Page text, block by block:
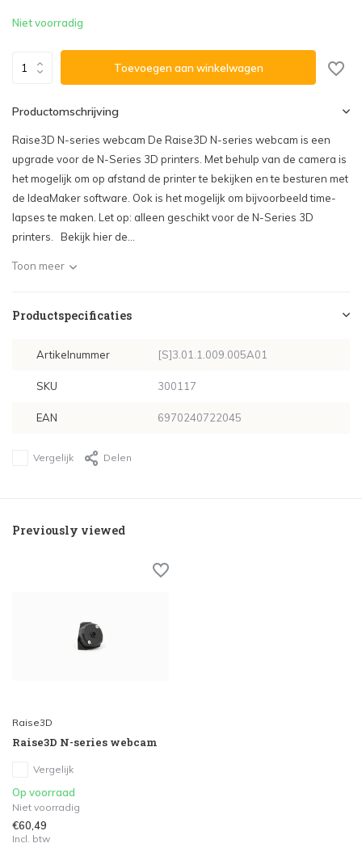
Niet voorradig
Toevoegen aan winkelwagen
Productomschrijving
Raise3D N-series webcam De Raise3D N-series webcam is een
upgrade voor de N-Series 3D printers. Met behulp van de camera is
het mogelijk om op afstand de printer te bekijken en te besturen met
de IdeaMaker software. Ook is het mogelijk om bijvoorbeeld time-
lapses te maken. Let op: alleen geschikt voor de N-Series 3D
printers. Bekijk hier de...
Toon meer
Productspecificaties
Artikelnummer [S]3.01.1.009.005A01
SKU 300117
EAN 6970240722045
Vergelijk Delen
Previously viewed
Raise3D
Raise3D N-series webcam
Vergelijk
Op voorraad
Niet voorradig
€60,49
Incl. btw